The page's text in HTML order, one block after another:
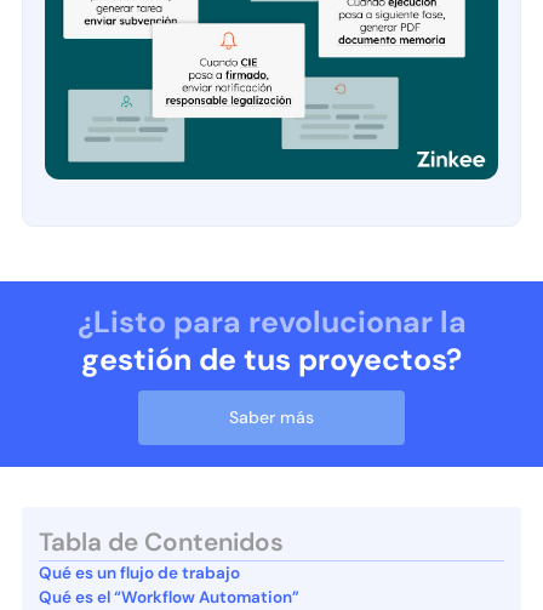
¿Listo para revolucionar la
gestión de tus proyectos?
Saber más
Tabla de Contenidos
Qué es un flujo de trabajo
Qué es el “Workflow Automation”